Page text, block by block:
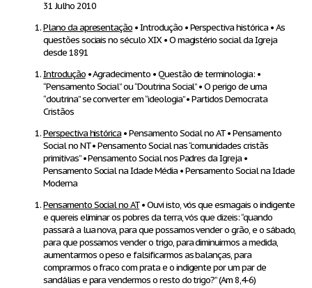
31 Julho 2010
Plano da apresentação • Introdução • Perspectiva histórica • As
questões sociais no século XIX • O magistério social da Igreja
desde 1891
Introdução• Agradecimento • Questão de terminologia: •
“Pensamento Social” ou “Doutrina Social” • O perigo de uma
“doutrina” se converter em “ideologia” • Partidos Democrata
Cristãos
Perspectiva histórica • Pensamento Social no AT • Pensamento
Social no NT • Pensamento Social nas “comunidades cristãs
primitivas” • Pensamento Social nos Padres da Igreja •
Pensamento Social na Idade Média • Pensamento Social na Idade
Moderna
Pensamento Social no AT• Ouvi isto, vós que esmagais o indigente
e quereis eliminar os pobres da terra, vós que dizeis: “quando
passará a lua nova, para que possamos vender o grão, e o sábado,
para que possamos vender o trigo, para diminuirmos a medida,
aumentarmos o peso e falsificarmos as balanças, para
comprarmos o fraco com prata e o indigente por um par de
sandálias e para vendermos o resto do trigo?” (Am 8,4-6)